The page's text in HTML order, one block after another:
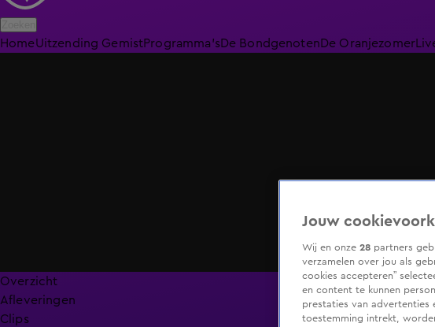
HomeUitzending GemistProgramma'sDe BondgenotenDe Oranjezomer
Overzicht
Afleveringen
Clips
Jouw
Wij en onze 28 partners
verzamelen over jou als
cookies accepteren”
en content te kunnen
prestaties van advertenties
toestemming intrekt,